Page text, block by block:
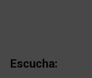
Escucha: